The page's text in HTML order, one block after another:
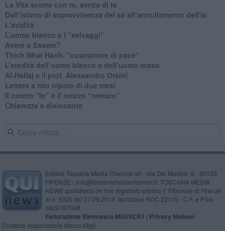
​La Vita scorre con te, senza di te
​Dall’istinto di sopravvivenza del sé all’annullamento dell'io
L'avidità
​L’uomo bianco e i “selvaggi”
​Avere o Essere?
​Thich Nhat Hanh, “costruttore di pace“
​L’eredità dell’uomo bianco e dell’uomo rosso
Al-Hallaj e il prof. Alessandro Orsini
​Lettera a mio nipote di due mesi
​Il nostro “Io” è il nostro “nemico”
​Chiarezza e disincanto
Editore Toscana Media Channel srl - Via Dei Martelli, 8 - 50129
FIRENZE - info@toscanamediachannel.it. TOSCANA MEDIA
NEWS quotidiano on line registrato presso il Tribunale di Firenze
al n. 5935 del 27.09.2013. Iscrizione ROC 22105 - C.F. e P.Iva
0620787048
Fatturazione Elettronica M5UXCR1 | Privacy Nielsen
Direttore responsabile Marco Migli